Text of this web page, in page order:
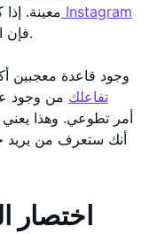
معينة. المجتمع على Instagram
فإن الدردشة الجماعية هي الطريقة المثلى.
وجود قاعدة معجبين
تفاعلك من وجود
أنك ستعرف من يريد